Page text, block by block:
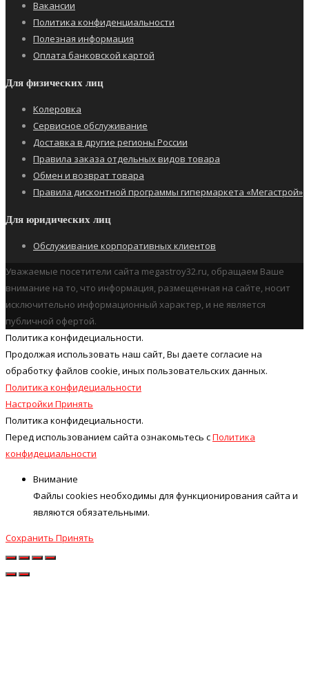
Вакансии
Политика конфиденциальности
Полезная информация
Оплата банковской картой
Для физических лиц
Колеровка
Сервисное обслуживание
Доставка в другие регионы России
Правила заказа отдельных видов товара
Обмен и возврат товара
Правила дисконтной программы гипермаркета «Мегастрой»
Для юридических лиц
Обслуживание корпоративных клиентов
Уважаемые посетители сайта megastroy32.ru, обращаем Ваше
внимание на то, что информация, размещенная на сайте, носит
исключительно информационный характер, и не является
публичной офертой.
Политика конфидециальности.
Продолжая использовать наш cайт, Вы даете согласие на
обработку файлов cookie, иных пользовательских данных.
Политика конфидециальности
Настройки Принять
Политика конфидециальности.
Перед использованием сайта ознакомьтесь сПолитика
конфидециальности
Внимание
Файлы cookies необходимы для функционирования сайта и
являются обязательными.
Сохранить Принять